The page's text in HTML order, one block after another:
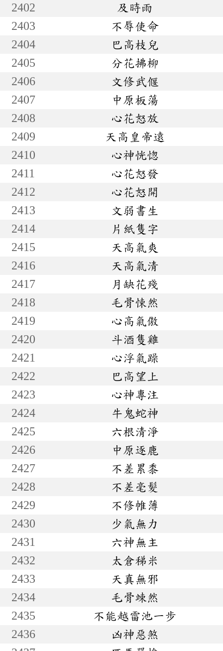
2402
及時雨
2403
不辱使命
2404
巴高枝兒
2405
分花拂柳
2406
文修武偃
2407
中原板蕩
2408
心花怒放
2409
天高皇帝遠
2410
心神恍惚
2411
心花怒發
2412
心花怒開
2413
文弱書生
2414
片紙隻字
2415
天高氣爽
2416
天高氣清
2417
月缺花殘
2418
毛骨悚然
2419
心高氣傲
2420
斗酒隻雞
2421
心浮氣躁
2422
巴高望上
2423
心神專注
2424
牛鬼蛇神
2425
六根清淨
2426
中原逐鹿
2427
不差累黍
2428
不差毫髮
2429
不修帷薄
2430
少氣無力
2431
六神無主
2432
太倉稊米
2433
天真無邪
2434
毛骨竦然
2435
不能越雷池一步
2436
凶神惡煞